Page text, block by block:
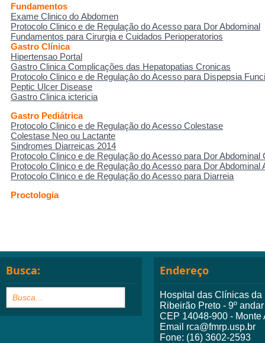
Fundamentos
Exame Clinico do Abdomen
Protocolo Clinico e de Regulação do Acesso para Dor Abdominal
Fundamentos para Cirurgia e Cuidados Perioperatorios
Gastro Clínica
Hipertensao Portal
Gastro Clinica Complicações das Hepatopatias Cronicas
Protocolo Clinico e de Regulaçâo do Acesso para Dispepsia
Peptic Ulcer Disease
Gastro Clinica ictericia
Gastro Pediátrica
Protocolo Clinico e de Regulação do Acesso Colestase
Colestase Neo ou Lactante
Sindromes Diarreicas 2014
Protocolo Clinico e de Regulação do Acesso para Dor Abdominal
Protocolo Clinico e de Regulação do Acesso para Dor Abdominal
Protocolo Clinico e de Regulação do Acesso para Diarreia
Proctologia
Busca: Endereço
Hospital das Clínicas
Ribeirão Preto - 9º andar
CEP 14048-900 -
Email rca@fmrp.usp.br
Fone: (16) 3602-2593